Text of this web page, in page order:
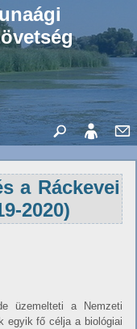
a Ráckevei
2020)
üzemelteti a Nemzeti
egyik fő célja a biológiai